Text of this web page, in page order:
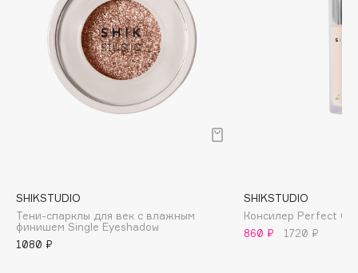
Biorepair
Boadicea The Victorious
Brunello Cucinelli
Bvlgari
by TERRY
SHIKSTUDIO
Тени-спарклы для век с влажным
финишем Single Eyeshadow
1080 ₽
SHIKSTUDIO
Консилер Perfect
860 ₽
1720 ₽